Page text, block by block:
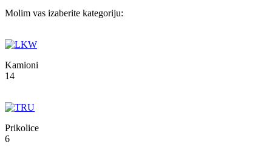
Molim vas izaberite kategoriju:
Kamioni
14
Prikolice
6